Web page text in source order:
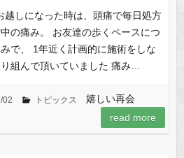
越しになった時は、頭痛で毎日処方
の痛み。 お友達の歩くペースにつ
で、 1年近く計画的に施術をしな
組んで頂いていました 痛み…
02 トピックス
嬉しい再会
read more